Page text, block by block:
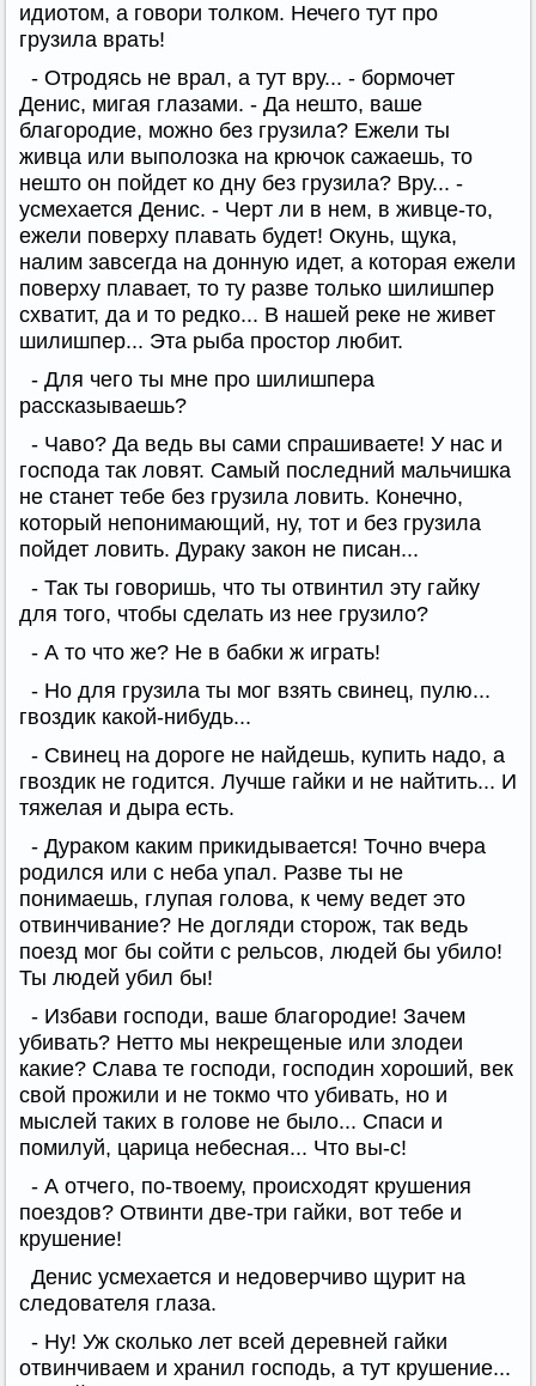
идиотом, а говори толком. Нечего тут про
грузила врать!
- Отродясь не врал, а тут вру... - бормочет
Денис, мигая глазами. - Да нешто, ваше
благородие, можно без грузила? Ежели ты
живца или выполозка на крючок сажаешь, то
нешто он пойдет ко дну без грузила? Вру... -
усмехается Денис. - Черт ли в нем, в живце-то,
ежели поверху плавать будет! Окунь, щука,
налим завсегда на донную идет, а которая ежели
поверху плавает, то ту разве только шилишпер
схватит, да и то редко... В нашей реке не живет
шилишпер... Эта рыба простор любит.
- Для чего ты мне про шилишпера
рассказываешь?
- Чаво? Да ведь вы сами спрашиваете! У нас и
господа так ловят. Самый последний мальчишка
не станет тебе без грузила ловить. Конечно,
который непонимающий, ну, тот и без грузила
пойдет ловить. Дураку закон не писан...
- Так ты говоришь, что ты отвинтил эту гайку
для того, чтобы сделать из нее грузило?
- А то что же? Не в бабки ж играть!
- Но для грузила ты мог взять свинец, пулю...
гвоздик какой-нибудь...
- Свинец на дороге не найдешь, купить надо, а
гвоздик не годится. Лучше гайки и не найтить... И
тяжелая и дыра есть.
- Дураком каким прикидывается! Точно вчера
родился или с неба упал. Разве ты не
понимаешь, глупая голова, к чему ведет это
отвинчивание? Не догляди сторож, так ведь
поезд мог бы сойти с рельсов, людей бы убило!
Ты людей убил бы!
- Избави господи, ваше благородие! Зачем
убивать? Нетто мы некрещеные или злодеи
какие? Слава те господи, господин хороший, век
свой прожили и не токмо что убивать, но и
мыслей таких в голове не было... Спаси и
помилуй, царица небесная... Что вы-с!
- А отчего, по-твоему, происходят крушения
поездов? Отвинти две-три гайки, вот тебе и
крушение!
Денис усмехается и недоверчиво щурит на
следователя глаза.
- Ну! Уж сколько лет всей деревней гайки
отвинчиваем и хранил господь, а тут крушение...